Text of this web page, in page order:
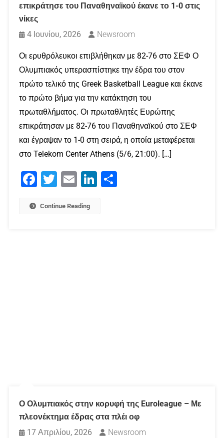
επικράτησε του Παναθηναϊκού έκανε το 1-0 στις
νίκες
4 Ιουνίου, 2026
Newsroom
Οι ερυθρόλευκοι επιβλήθηκαν με 82-76 στο ΣΕΦ Ο
Ολυμπιακός υπερασπίστηκε την έδρα του στον
πρώτο τελικό της Greek Basketball League και έκανε
το πρώτο βήμα για την κατάκτηση του
πρωταθλήματος. Οι πρωταθλητές Ευρώπης
επικράτησαν με 82-76 του Παναθηναϊκού στο ΣΕΦ
και έγραψαν το 1-0 στη σειρά, η οποία μεταφέρεται
στο Telekom Center Athens (5/6, 21:00). […]
Facebook
Twitter Email LinkedIn
Continue Reading
Ο Ολυμπιακός στην κορυφή της Euroleague – Με
πλεονέκτημα έδρας στα πλέι οφ
17 Απριλίου, 2026
Newsroom